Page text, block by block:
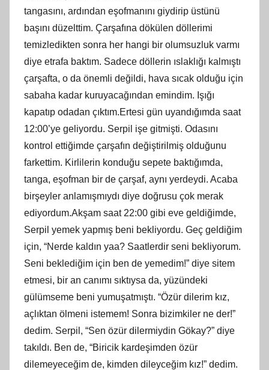
tangasını, ardından eşofmanını giydirip üstünü
başını düzelttim. Çarşafına dökülen döllerimi
temizledikten sonra her hangi bir olumsuzluk varmı
diye etrafa baktım. Sadece döllerin ıslaklığı kalmıştı
çarşafta, o da önemli değildi, hava sıcak olduğu için
sabaha kadar kuruyacağından emindim. Işığı
kapatıp odadan çıktım.Ertesi gün uyandığımda saat
12:00’ye geliyordu. Serpil işe gitmişti. Odasını
kontrol ettiğimde çarşafın değiştirilmiş olduğunu
farkettim. Kirlilerin konduğu sepete baktığımda,
tanga, eşofman bir de çarşaf, aynı yerdeydi. Acaba
birşeyler anlamışmıydı diye doğrusu çok merak
ediyordum.Akşam saat 22:00 gibi eve geldiğimde,
Serpil yemek yapmış beni bekliyordu. Geç geldiğim
için, “Nerde kaldın yaa? Saatlerdir seni bekliyorum.
Seni beklediğim için ben de yemedim!” diye sitem
etmesi, bir an canımı sıktıysa da, yüzündeki
gülümseme beni yumuşatmıştı. “Özür dilerim kız,
açlıktan ölmeni istemem! Sonra bizimkiler ne der!”
dedim. Serpil, “Sen özür dilermiydin Gökay?” diye
takıldı. Ben de, “Biricik kardeşimden özür
dilemeyeceğim de, kimden dileyceğim kız!” dedim.